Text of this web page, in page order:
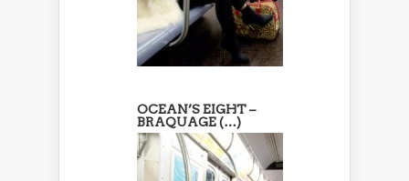
OCEAN’S EIGHT –
BRAQUAGE (…)